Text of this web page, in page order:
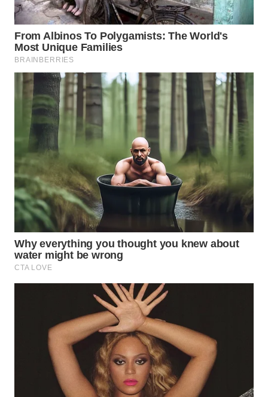
SELATAN
WN
TANJUNG
LESUNG
WN
KARO
SIMALUNGUN
WN
LABUHANBATU
WN
TAPANULI
TENGAH
WN DELI
TINGGI